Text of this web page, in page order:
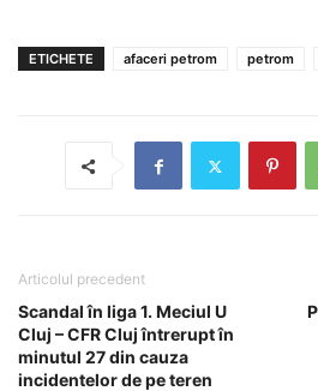
ETICHETE afaceri petrom petrom
Articolul precedent
Scandal în liga 1. Meciul U
Cluj – CFR Cluj întrerupt în
minutul 27 din cauza
incidentelor de pe teren